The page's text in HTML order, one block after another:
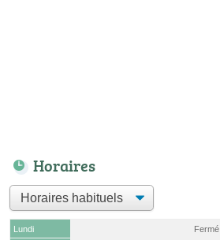
Horaires
Lundi
Fermé